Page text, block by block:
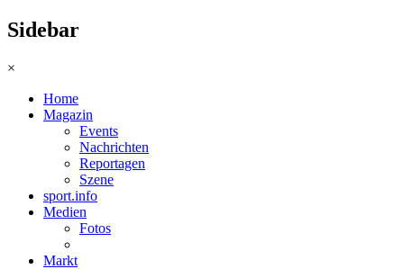
Sidebar
×
Home
Magazin
Events
Nachrichten
Reportagen
Szene
sport.info
Medien
Fotos
Markt